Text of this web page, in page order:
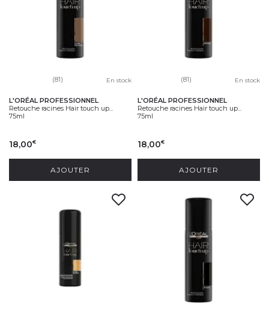
(81) En stock
L'ORÉAL PROFESSIONNEL
Retouche racines Hair touch up...
75ml
18,00€
AJOUTER
(81) En stock
L'ORÉAL PROFESSIONNEL
Retouche racines Hair touch up...
75ml
18,00€
AJOUTER